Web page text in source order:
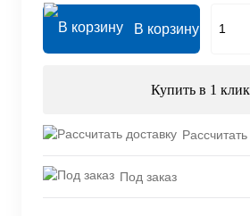
В корзину
Купить в 1 клик
Под заказ